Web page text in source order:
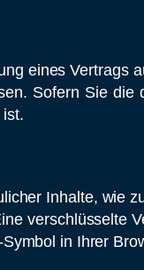
eines Vertrags
Sofern Sie die
Inhalte, wie
verschlüsselte
in Ihrer